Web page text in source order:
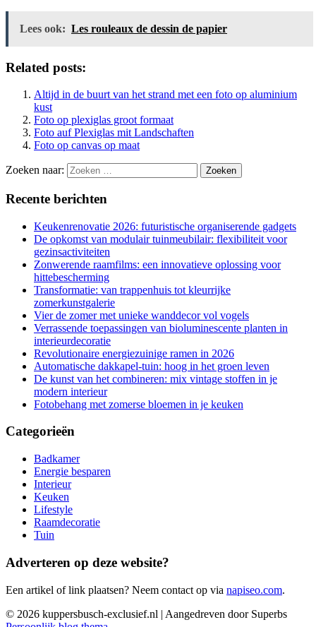
Lees ook: Les rouleaux de dessin de papier
Related posts:
Altijd in de buurt van het strand met een foto op aluminium
kust
Foto op plexiglas groot formaat
Foto auf Plexiglas mit Landschaften
Foto op canvas op maat
Zoeken naar:
Recente berichten
Keukenrenovatie 2026: futuristische organiserende gadgets
De opkomst van modulair tuinmeubilair: flexibiliteit voor
gezinsactiviteiten
Zonwerende raamfilms: een innovatieve oplossing voor
hittebescherming
Transformatie: van trappenhuis tot kleurrijke
zomerkunstgalerie
Vier de zomer met unieke wanddecor vol vogels
Verrassende toepassingen van bioluminescente planten in
interieurdecoratie
Revolutionaire energiezuinige ramen in 2026
Automatische dakkapel-tuin: hoog in het groen leven
De kunst van het combineren: mix vintage stoffen in je
modern interieur
Fotobehang met zomerse bloemen in je keuken
Categorieën
Badkamer
Energie besparen
Interieur
Keuken
Lifestyle
Raamdecoratie
Tuin
Adverteren op deze website?
Een artikel of link plaatsen? Neem contact op via napiseo.com.
© 2026 kuppersbusch-exclusief.nl | Aangedreven door Superbs